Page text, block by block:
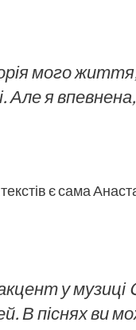
мого
я впевнена,
є сама
у
В піснях ви